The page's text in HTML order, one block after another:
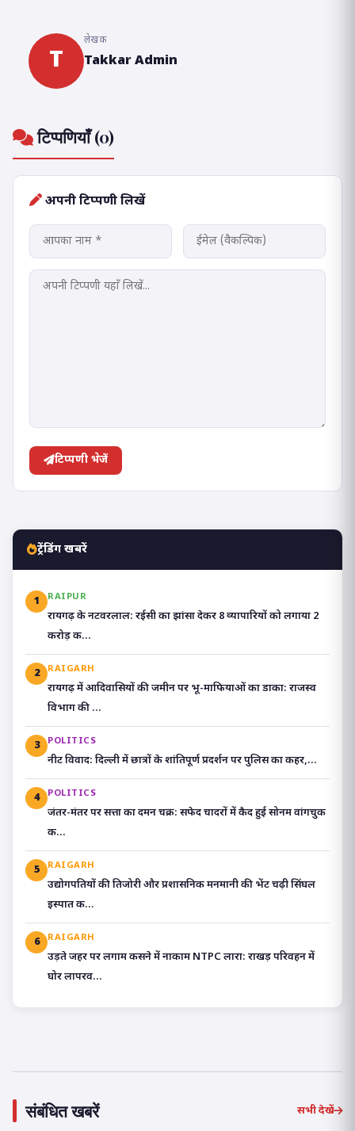
T
लेखक
Takkar Admin
टिप्पणियाँ (0)
अपनी टिप्पणी लिखें
टिप्पणी भेजें
ट्रेंडिंग खबरें
1 RAIPUR
रायगढ़ के नटवरलाल: रईसी का झांसा देकर 8 व्यापारियों को लगाया 2
करोड़ क...
2 RAIGARH
रायगढ़ में आदिवासियों की जमीन पर भू-माफियाओं का डाका: राजस्व
विभाग की ...
3 POLITICS
​नीट विवाद: दिल्ली में छात्रों के शांतिपूर्ण प्रदर्शन पर पुलिस का कहर,...
4 POLITICS
जंतर-मंतर पर सत्ता का दमन चक्र: सफेद चादरों में कैद हुई सोनम वांगचुक
क...
5 RAIGARH
उद्योगपतियों की तिजोरी और प्रशासनिक मनमानी की भेंट चढ़ी सिंघल
इस्पात क...
6 RAIGARH
उड़ते जहर पर लगाम कसने में नाकाम NTPC लारा: राखड़ परिवहन में
घोर लापरव...
संबंधित खबरें सभी देखें